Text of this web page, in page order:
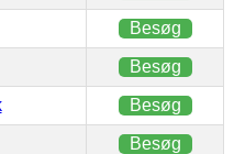
Besøg
Besøg
Besøg
Besøg